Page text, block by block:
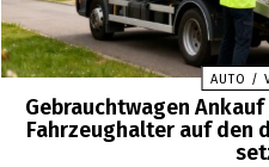
AUTO /
Gebrauchtwagen
Fahrzeughalter auf den